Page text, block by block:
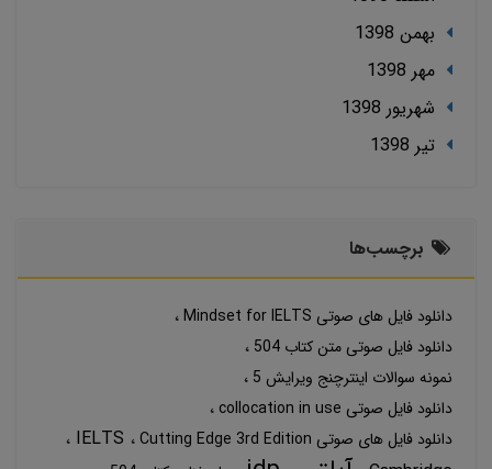
بهمن 1398
مهر 1398
شهریور 1398
تير 1398
برچسب‌ها
دانلود فایل های صوتی Mindset for IELTS
دانلود فایل صوتی متن کتاب 504
نمونه سوالات اینترچنج ویرایش 5
دانلود فایل صوتی collocation in use
دانلود فایل های صوتی Cutting Edge 3rd Edition
IELTS